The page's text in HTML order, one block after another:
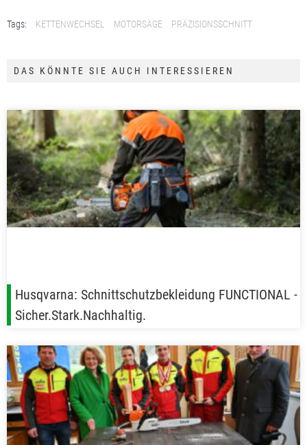
Tags: KETTENWECHSEL MOTORSÄGE PRÄZISIONSSCHNITT
DAS KÖNNTE SIE AUCH INTERESSIEREN
Husqvarna: Schnittschutzbekleidung FUNCTIONAL -
Sicher.Stark.Nachhaltig.